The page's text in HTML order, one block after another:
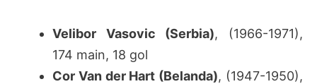
Velibor Vasovic (Serbia), (1966-1971),
174 main, 18 gol
Cor Van der Hart (Belanda), (1947-1950),